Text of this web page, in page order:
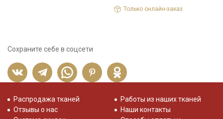
Только онлайн-заказ
Сохраните себе в соцсети
Распродажа тканей
Отзывы о нас
Работы из наших тканей
Наши контакты